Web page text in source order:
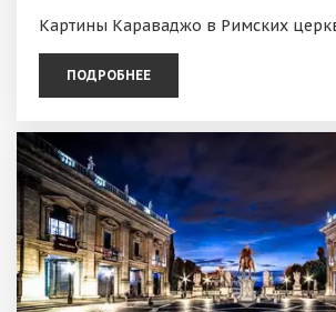
Картины Караваджо в Римских
ПОДРОБНЕЕ